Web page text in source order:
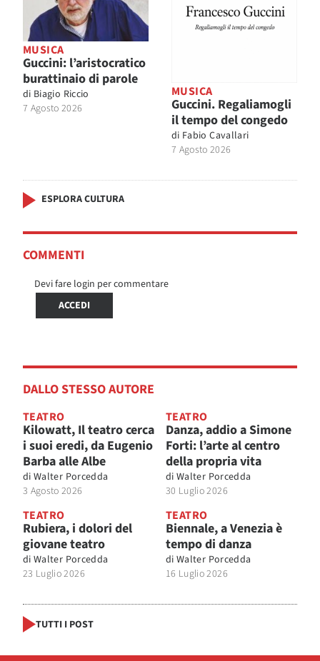
MUSICA
Guccini: l’aristocratico
burattinaio di parole
di Biagio Riccio
7 Agosto 2026
MUSICA
Guccini. Regaliamogli
il tempo del congedo
di Fabio Cavallari
7 Agosto 2026
ESPLORA CULTURA
COMMENTI
Devi fare login per commentare
ACCEDI
DALLO STESSO AUTORE
TEATRO
Kilowatt, Il teatro cerca
i suoi eredi, da Eugenio
Barba alle Albe
di Walter Porcedda
3 Agosto 2026
TEATRO
Danza, addio a Simone
Forti: l’arte al centro
della propria vita
di Walter Porcedda
30 Luglio 2026
TEATRO
Rubiera, i dolori del
giovane teatro
di Walter Porcedda
23 Luglio 2026
TEATRO
Biennale, a Venezia è
tempo di danza
di Walter Porcedda
16 Luglio 2026
TUTTI I POST